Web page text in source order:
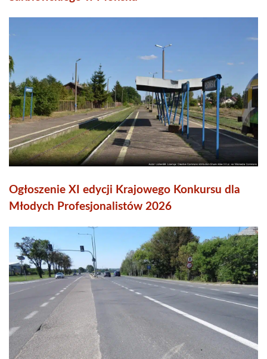
Ogłoszenie XI edycji Krajowego Konkursu dla
Młodych Profesjonalistów 2026